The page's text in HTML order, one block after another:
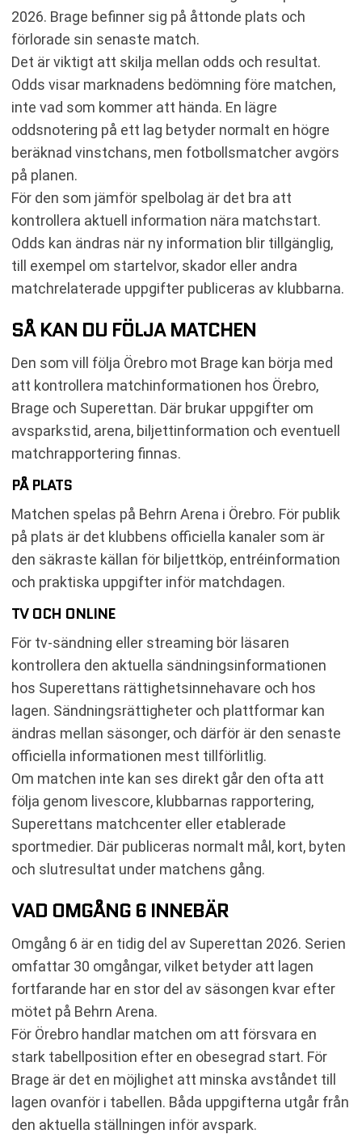
2026. Brage befinner sig på åttonde plats och
förlorade sin senaste match.
Det är viktigt att skilja mellan odds och resultat.
Odds visar marknadens bedömning före matchen,
inte vad som kommer att hända. En lägre
oddsnotering på ett lag betyder normalt en högre
beräknad vinstchans, men fotbollsmatcher avgörs
på planen.
För den som jämför spelbolag är det bra att
kontrollera aktuell information nära matchstart.
Odds kan ändras när ny information blir tillgänglig,
till exempel om startelvor, skador eller andra
matchrelaterade uppgifter publiceras av klubbarna.
SÅ KAN DU FÖLJA MATCHEN
Den som vill följa Örebro mot Brage kan börja med
att kontrollera matchinformationen hos Örebro,
Brage och Superettan. Där brukar uppgifter om
avsparkstid, arena, biljettinformation och eventuell
matchrapportering finnas.
PÅ PLATS
Matchen spelas på Behrn Arena i Örebro. För publik
på plats är det klubbens officiella kanaler som är
den säkraste källan för biljettköp, entréinformation
och praktiska uppgifter inför matchdagen.
TV OCH ONLINE
För tv-sändning eller streaming bör läsaren
kontrollera den aktuella sändningsinformationen
hos Superettans rättighetsinnehavare och hos
lagen. Sändningsrättigheter och plattformar kan
ändras mellan säsonger, och därför är den senaste
officiella informationen mest tillförlitlig.
Om matchen inte kan ses direkt går den ofta att
följa genom livescore, klubbarnas rapportering,
Superettans matchcenter eller etablerade
sportmedier. Där publiceras normalt mål, kort, byten
och slutresultat under matchens gång.
VAD OMGÅNG 6 INNEBÄR
Omgång 6 är en tidig del av Superettan 2026. Serien
omfattar 30 omgångar, vilket betyder att lagen
fortfarande har en stor del av säsongen kvar efter
mötet på Behrn Arena.
För Örebro handlar matchen om att försvara en
stark tabellposition efter en obesegrad start. För
Brage är det en möjlighet att minska avståndet till
lagen ovanför i tabellen. Båda uppgifterna utgår från
den aktuella ställningen inför avspark.